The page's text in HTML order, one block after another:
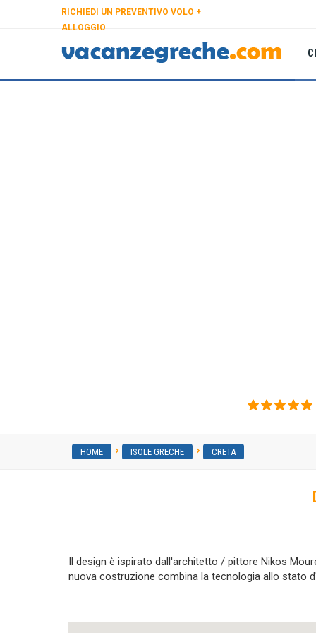
RICHIEDI UN PREVENTIVO VOLO +
ALLOGGIO
HOME ISOLE GRECHE CRETA
Il design è ispirato dall'architetto / pittore Nikos
nuova costruzione combina la tecnologia allo stato